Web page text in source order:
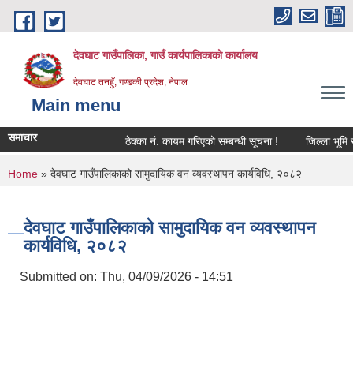
Skip to main content
देवघाट गाउँपालिका, गाउँ कार्यपालिकाको कार्यालय
देवघाट तनहुँ, गण्डकी प्रदेश, नेपाल
Main menu
समाचार ठेक्का नंं. कायम गरिएको सम्बन्धी सूचना ! जिल्ला भूमि
You are here
Home » देवघाट गाउँपालिकाको सामुदायिक वन व्यवस्थापन कार्यविधि, २०८२
देवघाट गाउँपालिकाको सामुदायिक वन व्यवस्थापन
कार्यविधि, २०८२
Submitted on: Thu, 04/09/2026 - 14:51